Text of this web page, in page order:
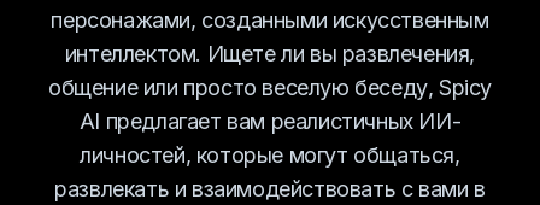
персонажами, созданными искусственным
интеллектом. Ищете ли вы развлечения,
общение или просто веселую беседу, Spicy
AI предлагает вам реалистичных ИИ-
личностей, которые могут общаться,
развлекать и взаимодействовать с вами в